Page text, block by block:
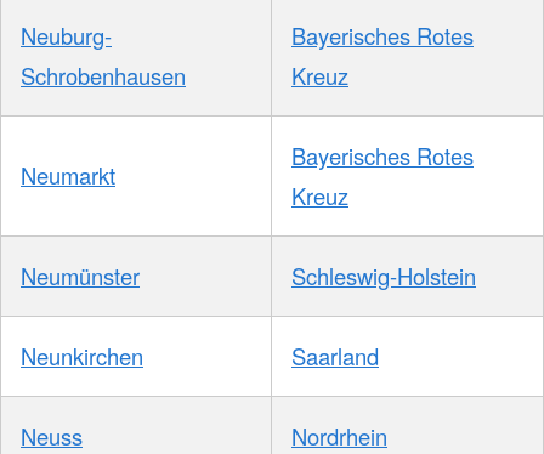
Neuburg-
Schrobenhausen
Bayerisches Rotes
Kreuz
Neumarkt
Bayerisches Rotes
Kreuz
Neumünster Schleswig-Holstein
Neunkirchen Saarland
Neuss Nordrhein